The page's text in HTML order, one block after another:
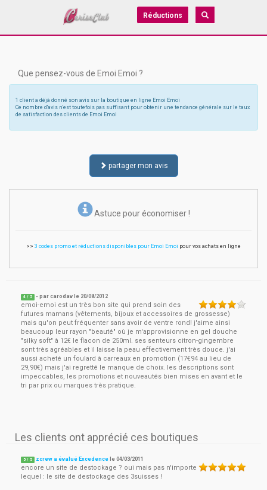
Réductions
Que pensez-vous de Emoi Emoi ?
1 client a déjà donné son avis sur la boutique en ligne Emoi Emoi
Ce nombre d'avis n'est toutefois pas suffisant pour obtenir une tendance générale sur le taux
de satisfaction des clients de Emoi Emoi
partager mon avis
Astuce pour économiser !
>> 3 codes promo et réductions disponibles pour Emoi Emoi pour vos achats en ligne
4 / 5 - parcarodav le 20/08/2012
emoi-emoi est un très bon site qui prend soin des
futures mamans (vêtements, bijoux et accessoires de grossesse)
mais qu'on peut fréquenter sans avoir de ventre rond! j'aime ainsi
beaucoup leur rayon "beauté" où je m'approvisionne en gel douche
"silky soft" à 12€ le flacon de 250ml. ses senteurs citron-gingembre
sont très agréables et il laisse la peau effectivement très douce. j'ai
aussi acheté un foulard à carreaux en promotion (17€94 au lieu de
29,90€) mais j'ai regretté le manque de choix. les descriptions sont
impeccables, les promotions et nouveautés bien mises en avant et le
tri par prix ou marques très pratique.
Les clients ont apprécié ces boutiques
5 / 5 zcrew a évalué Excedence le04/03/2011
encore un site de destockage ? oui mais pas n'importe
lequel : le site de destockage des 3suisses !